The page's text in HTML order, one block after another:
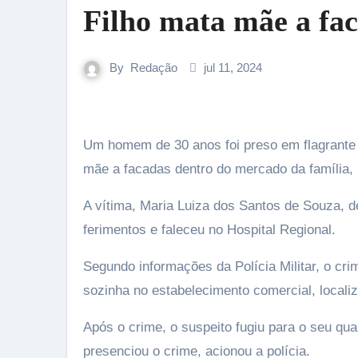
Filho mata mãe a
By Redação jul 11, 2024
Um homem de 30 anos foi preso em flagrante na tarde de quarta-feira (10), suspeito de assassinar a própria
mãe a facadas dentro do mercado da
A vítima, Maria Luiza dos Santos de Souza,
ferimentos e faleceu no Hospital Regional.
Segundo informações da Polícia Militar, o
sozinha no estabelecimento comercial,
Após o crime, o suspeito fugiu para o seu
presenciou o crime, acionou a polícia.